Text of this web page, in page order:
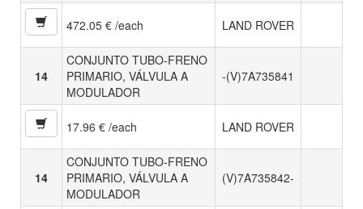
472.05 € /each LAND ROVER
14
CONJUNTO TUBO-FRENO
PRIMARIO, VÁLVULA A
MODULADOR
-(V)7A735841
17.96 € /each LAND ROVER
14
CONJUNTO TUBO-FRENO
PRIMARIO, VÁLVULA A
MODULADOR
(V)7A735842-